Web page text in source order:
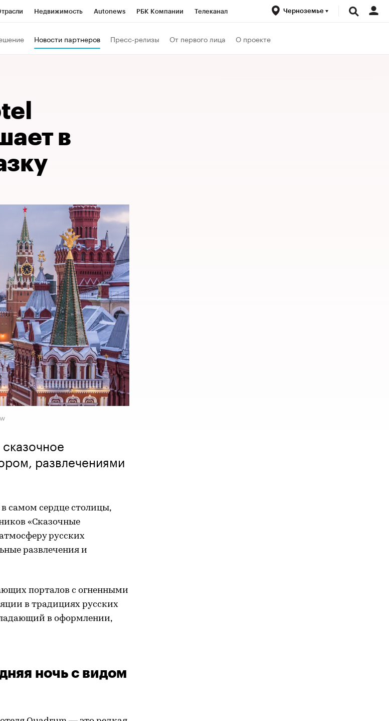
Недвижимость Autonews РБК Компании Телеканал
Финансы
Черноземье
Новости партнеров Пресс-релизы От первого лица О проекте
в
развлечениями
самом сердце столицы,
«Сказочные
русских
развлечения и
порталов с огненными
в традициях русских
в оформлении,
ночь с видом